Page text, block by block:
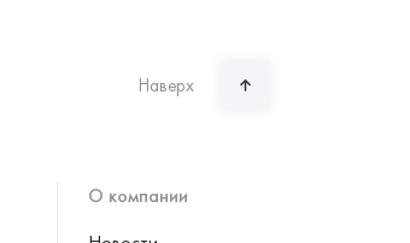
Наверх
О компании